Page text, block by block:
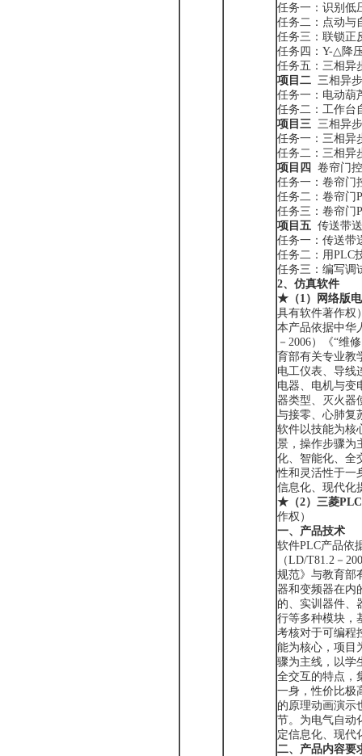
任务一：识别低
任务二：点动与
任务三：联锁正
任务四：Y-△降
任务五：三相异
项目二 三相异
任务一：电动葫
任务二：工作台
项目三 三相异
任务一：三相异
任务二：三相异
项目四
卷帘门
任务一：卷帘门
任务二：卷帘门
任务三：卷帘门
项目五 传送带
任务一：传送带
任务二：用PLC
任务三：编写调
2、仿真软件
★ （1） 网络版
具有软件著作权
本产品依据中华
－2006）《“维
育部有关专业教
电工仪表、导线
电器、电机与变
器类型、灭火器
与接零、心肺复
软件以技能为核
景，操作步骤为
化、智能化、全
性和灵活性于一
信息化、现代化
★ （2） 三菱
作权）
一、 产品技术
软件PLC产品依
（LD/T81.2－
规范》与教育部
器和变频器在内
的、实训器件、
行等多种模块，
考核对于可编程
能为核心，项目
骤为主线，以学
全交互的特点，
一身，性价比极
的原理动画演示
节。为电气自动
定信息化、现代
二、产品内容要